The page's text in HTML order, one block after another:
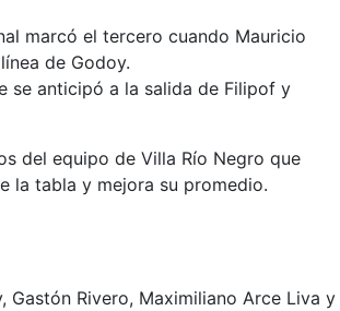
marcó el tercero cuando Mauricio
de Godoy.
se anticipó a la salida de Filipof y
del equipo de Villa Río Negro que
la tabla y mejora su promedio.
Gastón Rivero, Maximiliano Arce Liva y